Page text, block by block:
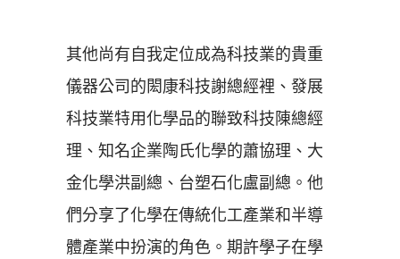
其他尚有自我定位成為科技業的貴重
儀器公司的閎康科技謝總經裡、發展
科技業特用化學品的聯致科技陳總經
理、知名企業陶氏化學的蕭協理、大
金化學洪副總、台塑石化盧副總。他
們分享了化學在傳統化工產業和半導
體產業中扮演的角色。期許學子在學